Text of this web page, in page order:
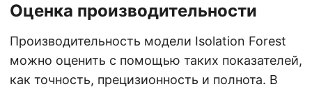
Оценка производительности
Производительность модели Isolation Forest
можно оценить с помощью таких показателей,
как точность, прецизионность и полнота. В